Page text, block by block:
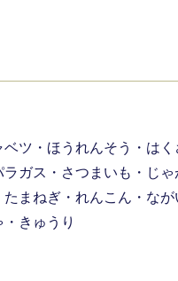
ベツ・ほうれんそう・は
ラガス・さつまいも・じ
たまねぎ・れんこん・な
・きゅうり